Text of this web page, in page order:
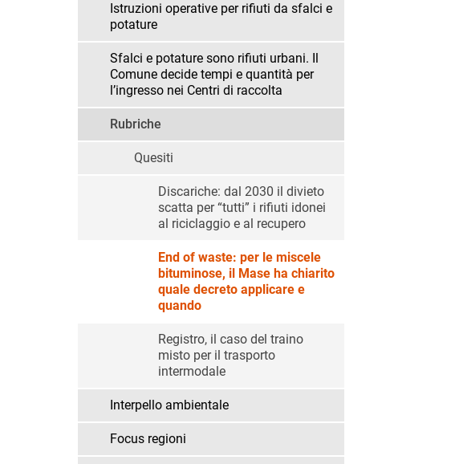
Istruzioni operative per rifiuti da sfalci e
potature
Sfalci e potature sono rifiuti urbani. Il
Comune decide tempi e quantità per
l’ingresso nei Centri di raccolta
Rubriche
Quesiti
Discariche: dal 2030 il divieto
scatta per “tutti” i rifiuti idonei
al riciclaggio e al recupero
End of waste: per le miscele
bituminose, il Mase ha chiarito
quale decreto applicare e
quando
Registro, il caso del traino
misto per il trasporto
intermodale
Interpello ambientale
Focus regioni